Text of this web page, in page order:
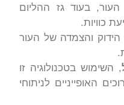
בעוד גז ההליום
כוויות.
והצמדה של העור
, השימוש בטכנולוגיה זו
האופייניים לניתוחי